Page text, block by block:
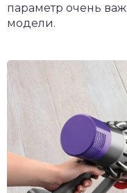
параметр очень
модели.